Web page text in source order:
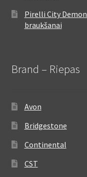
Pirelli City
braukšanai
Brand – Riepas
Avon
Bridgestone
Continental
CST